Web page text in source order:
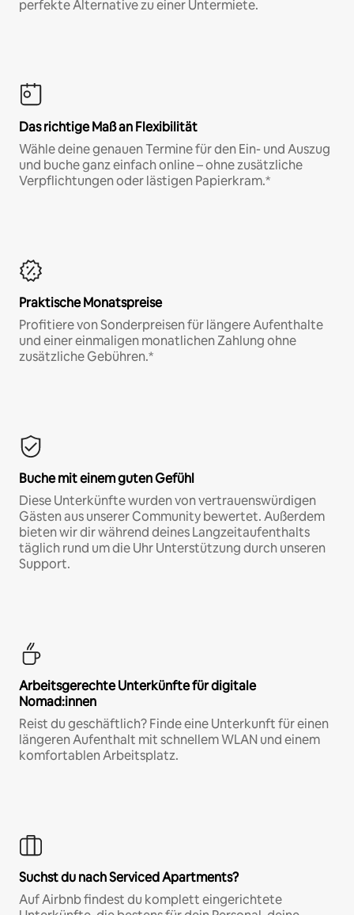
perfekte Alternative zu einer Untermiete.
Das richtige Maß an Flexibilität
Wähle deine genauen Termine für den Ein- und Auszug
und buche ganz einfach online – ohne zusätzliche
Verpflichtungen oder lästigen Papierkram.*
Praktische Monatspreise
Profitiere von Sonderpreisen für längere Aufenthalte
und einer einmaligen monatlichen Zahlung ohne
zusätzliche Gebühren.*
Buche mit einem guten Gefühl
Diese Unterkünfte wurden von vertrauenswürdigen
Gästen aus unserer Community bewertet. Außerdem
bieten wir dir während deines Langzeitaufenthalts
täglich rund um die Uhr Unterstützung durch unseren
Support.
Arbeitsgerechte Unterkünfte für digitale
Nomad:innen
Reist du geschäftlich? Finde eine Unterkunft für einen
längeren Aufenthalt mit schnellem WLAN und einem
komfortablen Arbeitsplatz.
Suchst du nach Serviced Apartments?
Auf Airbnb findest du komplett eingerichtete